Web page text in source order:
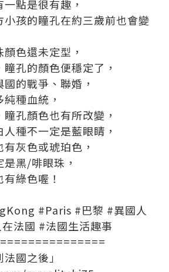
點是很有趣，
孩的瞳孔在約三歲前也會變
色還未定型，
孔的顏色便穩定了，
的戰爭、聯婚，
種血統，
孔顏色也有所改變，
種不一定是藍眼睛，
灰色或琥珀色，
黑/啡眼珠，
綠色喔！
#Paris #巴黎 #異國人
法國 #法國生活趣事
國之後」